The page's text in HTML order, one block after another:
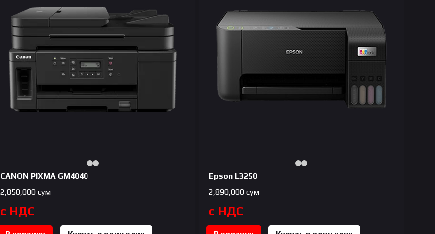
CANON PIXMA GM4040
2,850,000сум
с НДС
Epson L3250
2,890,000сум
с НДС